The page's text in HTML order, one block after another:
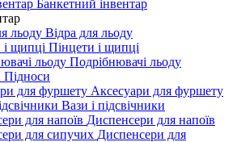
Банкетний інвентар
Відра для льоду
Пінцети і щипці
Подрібнювачі льоду
Підноси
Аксесуари для фуршету
Вази і підсвічники
Диспенсери для напоїв
Диспенсери для